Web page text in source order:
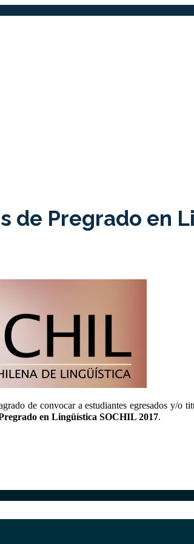
de Pregrado en
de convocara estudiantes egresados y/o
en Lingüística SOCHIL 2017.